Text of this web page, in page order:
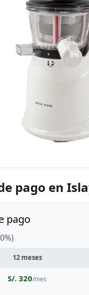
pago en
pago
12 meses
S/. 320/mes